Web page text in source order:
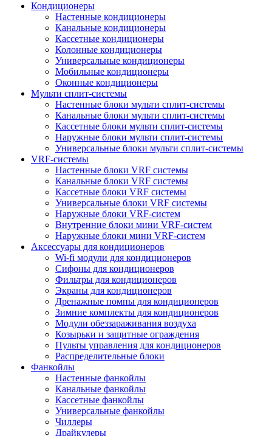
Кондиционеры
Настенные кондиционеры
Канальные кондиционеры
Кассетные кондиционеры
Колонные кондиционеры
Универсальные кондиционеры
Мобильные кондиционеры
Оконные кондиционеры
Мульти сплит-системы
Настенные блоки мульти сплит-системы
Канальные блоки мульти сплит-системы
Кассетные блоки мульти сплит-системы
Наружные блоки мульти сплит-системы
Универсальные блоки мульти сплит-системы
VRF-системы
Настенные блоки VRF системы
Канальные блоки VRF системы
Кассетные блоки VRF системы
Универсальные блоки VRF системы
Наружные блоки VRF-систем
Внутренние блоки мини VRF-систем
Наружные блоки мини VRF-систем
Аксессуары для кондиционеров
Wi-fi модули для кондиционеров
Сифоны для кондиционеров
Фильтры для кондиционеров
Экраны для кондиционеров
Дренажные помпы для кондиционеров
Зимние комплекты для кондиционеров
Модули обеззараживания воздуха
Козырьки и защитные ограждения
Пульты управления для кондиционеров
Распределительные блоки
Фанкойлы
Настенные фанкойлы
Канальные фанкойлы
Кассетные фанкойлы
Универсальные фанкойлы
Чиллеры
Драйкулеры